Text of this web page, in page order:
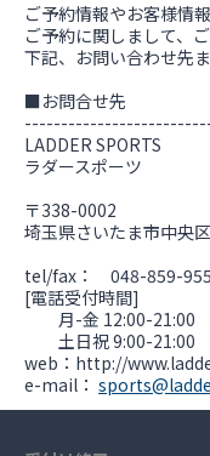
ご予約情報やお客様情
ご予約に関しまして、
下記、お問い合わせ先
■お問合せ先
LADDER SPORTS
ラダースポーツ
〒338-0002
埼玉県さいたま市中央
tel/fax： 048-859-
[電話受付時間]
月-金 12:00-21:00
土日祝 9:00-21:00
web：http://
e-mail：